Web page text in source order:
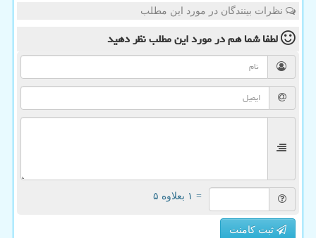
نظرات بینندگان در مورد این مطلب
لطفا شما همدر مورد این مطلبنظر دهید
= ۱ بعلاوه ۵
ثبت کامنت